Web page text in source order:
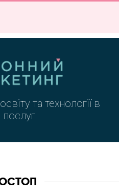
та технології в
послуг